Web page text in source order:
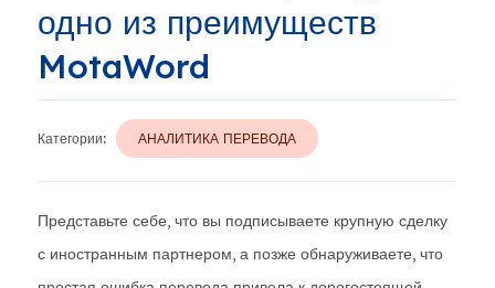
одно из преимуществ
MotaWord
Категории: АНАЛИТИКА ПЕРЕВОДА
Представьте себе, что вы подписываете крупную сделку
с иностранным партнером, а позже обнаруживаете, что